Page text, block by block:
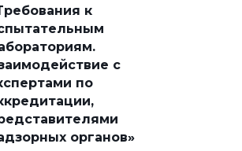
к
с
по
органов»